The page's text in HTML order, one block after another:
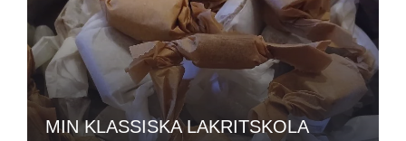
MIN KLASSISKA LAKRITSKOLA